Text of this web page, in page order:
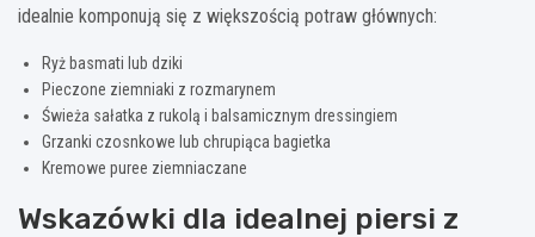
idealnie komponują się z większością potraw głównych:
Ryż basmati lub dziki
Pieczone ziemniaki z rozmarynem
Świeża sałatka z rukolą i balsamicznym dressingiem
Grzanki czosnkowe lub chrupiąca bagietka
Kremowe puree ziemniaczane
Wskazówki dla idealnej piersi z